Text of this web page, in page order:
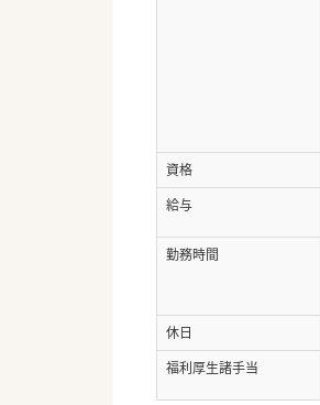
資格
給与
勤務時間
休日
福利厚生諸手当